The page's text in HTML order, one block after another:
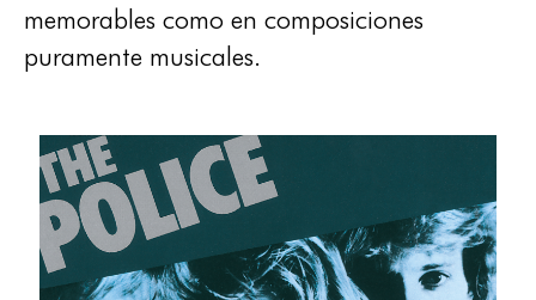
memorables como en composiciones
puramente musicales.